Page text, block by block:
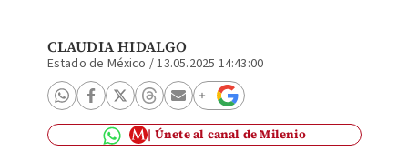
CLAUDIA HIDALGO
Estado de México /13.05.2025 14:43:00
Únete al canal de Milenio